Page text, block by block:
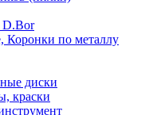
D.Bor
Коронки по металлу
диски
краски